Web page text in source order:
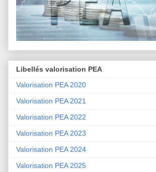
Libellés valorisation PEA
Valorisation PEA 2020
Valorisation PEA 2021
Valorisation PEA 2022
Valorisation PEA 2023
Valorisation PEA 2024
Valorisation PEA 2025